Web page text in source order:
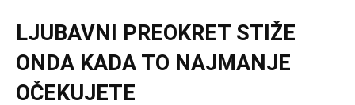
LJUBAVNI PREOKRET STIŽE
ONDA KADA TO NAJMANJE
OČEKUJETE